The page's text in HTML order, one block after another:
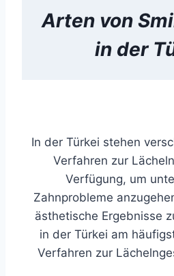
Arten von
in der
In der Türkei stehen
Verfahren zur
Verfügung, um
Zahnprobleme
ästhetische Ergebnisse
in der Türkei am
Verfahren zur